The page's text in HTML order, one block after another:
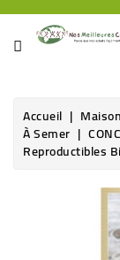
CATÉGORIE
ÉPICERIE
THÉ,
Accueil
À Semer
Reproductibles